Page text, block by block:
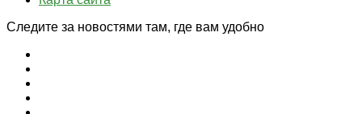
Следите за новостями там, где вам удобно